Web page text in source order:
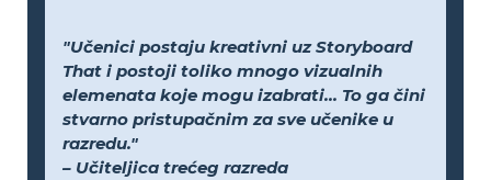
"Učenici postaju kreativni uz Storyboard
That i postoji toliko mnogo vizualnih
elemenata koje mogu izabrati... To ga čini
stvarno pristupačnim za sve učenike u
razredu."
– Učiteljica trećeg razreda